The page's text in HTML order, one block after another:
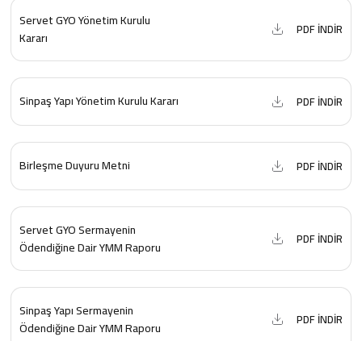
Servet GYO Yönetim Kurulu
Kararı
PDF İNDİR
Sinpaş Yapı Yönetim Kurulu Kararı PDF İNDİR
Birleşme Duyuru Metni PDF İNDİR
Servet GYO Sermayenin
Ödendiğine Dair YMM Raporu
PDF İNDİR
Sinpaş Yapı Sermayenin
Ödendiğine Dair YMM Raporu
PDF İNDİR